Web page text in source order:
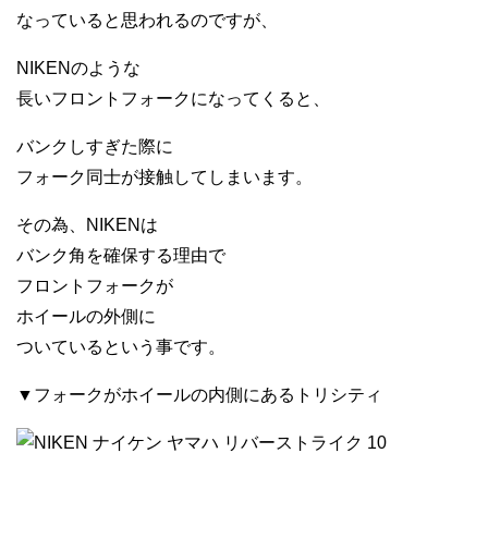
なっていると思われるのですが、
NIKENのような
長いフロントフォークになってくると、
バンクしすぎた際に
フォーク同士が接触してしまいます。
その為、NIKENは
バンク角を確保する理由で
フロントフォークが
ホイールの外側に
ついているという事です。
▼フォークがホイールの内側にあるトリシティ